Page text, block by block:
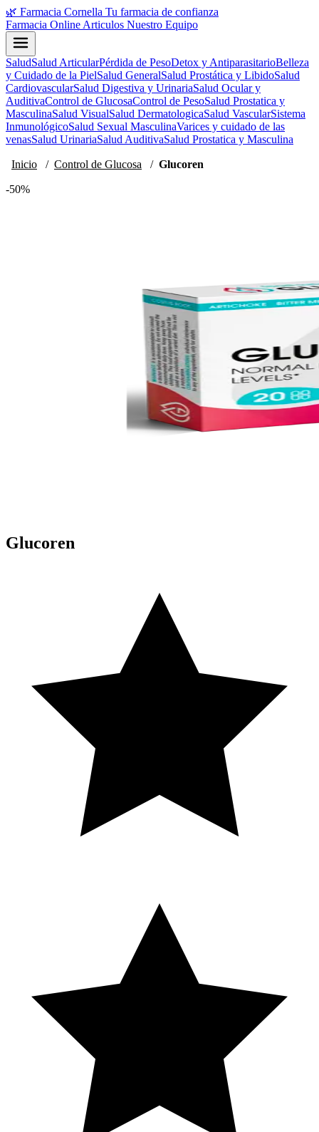
🌿 Farmacia Cornella Tu farmacia de confianza
Farmacia Online Articulos Nuestro Equipo
SaludSalud ArticularPérdida de PesoDetox y AntiparasitarioBelleza
y Cuidado de la PielSalud GeneralSalud Prostática y LibidoSalud
CardiovascularSalud Digestiva y UrinariaSalud Ocular y
AuditivaControl de GlucosaControl de PesoSalud Prostatica y
MasculinaSalud VisualSalud DermatologicaSalud VascularSistema
InmunológicoSalud Sexual MasculinaVarices y cuidado de las
venasSalud UrinariaSalud AuditivaSalud Prostatica y Masculina
Inicio / Control de Glucosa / Glucoren
-50%
Glucoren